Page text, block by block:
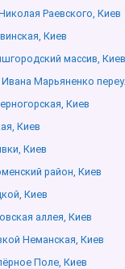
Раевского, Киев
Киев
массив, Киев
Марьяненко
Киев
Киев
Киев
район, Киев
Киев
аллея, Киев
Неманская, Киев
Поле, Киев